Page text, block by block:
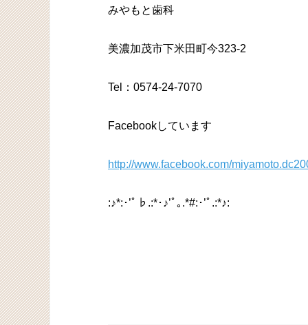
みやもと歯科
美濃加茂市下米田町今323-2
Tel：0574-24-7070
Facebookしています
http://www.facebook.com/
:♪*:･’ﾟ♭.:*･♪’ﾟ｡.*#:･’ﾟ.:*♪: